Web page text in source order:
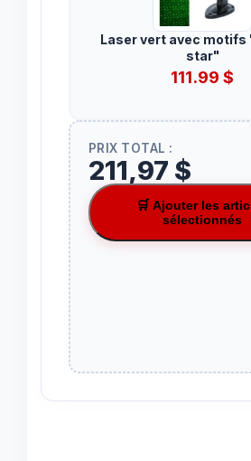
Laser vert avec
star"
111.99 $
PRIX TOTAL :
211,97 $
🛒 Ajouter les
sélectionnés